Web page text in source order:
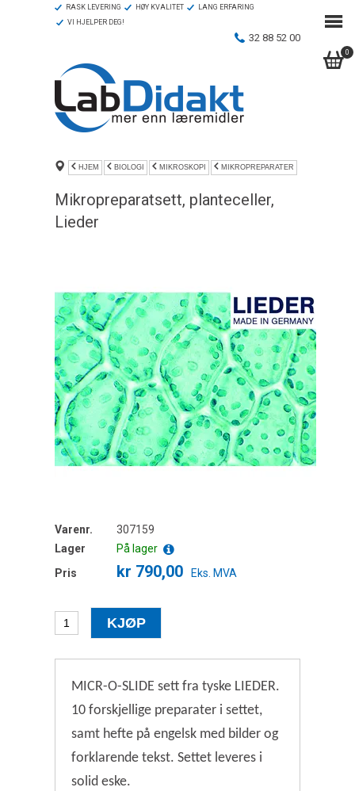
0
RASK LEVERING HØY KVALITET
LANG ERFARING
VI HJELPER DEG!
32 88 52 00
HJEM BIOLOGI MIKROSKOPI MIKROPREPARATER
Mikropreparatsett, planteceller,
Lieder
Varenr.
307159
Lager
På lager
Pris
kr 790,00 Eks. MVA
MICR-O-SLIDE sett fra tyske LIEDER.
10 forskjellige preparater i settet,
samt hefte på engelsk med bilder og
forklarende tekst. Settet leveres i
solid eske.